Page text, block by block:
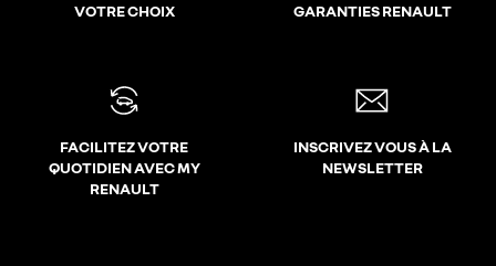
VOTRE CHOIX
GARANTIES RENAULT
FACILITEZ VOTRE
QUOTIDIEN AVEC MY
RENAULT
INSCRIVEZ VOUS À LA
NEWSLETTER